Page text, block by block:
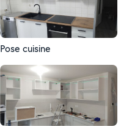
Pose cuisine